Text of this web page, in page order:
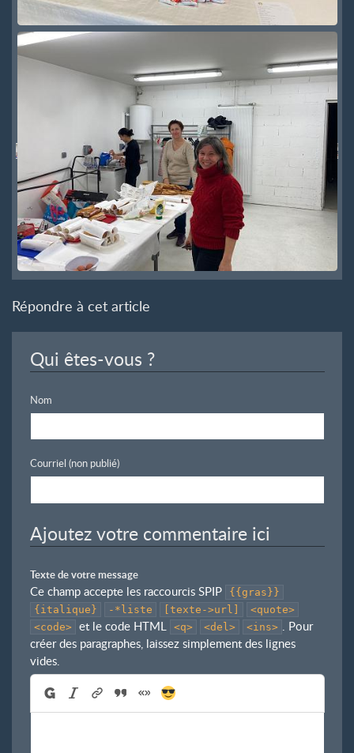
Répondre à cet article
Qui êtes-vous ?
Nom
Courriel (non publié)
Ajoutez votre commentaire ici
Texte de votre message
Ce champ accepte les raccourcis SPIP
{{gras}}
{italique}
-*liste [texte->url]
<quote>
<code>
et le code HTML <q> <del> <ins>
. Pour
créer des paragraphes, laissez simplement des lignes
vides.